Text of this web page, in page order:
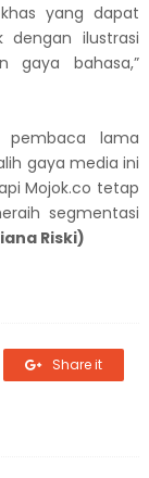
yang dapat
dengan ilustrasi
bahasa,”
pembaca lama
gaya media ini
Mojok.co tetap
segmentasi
Riski)
Share it